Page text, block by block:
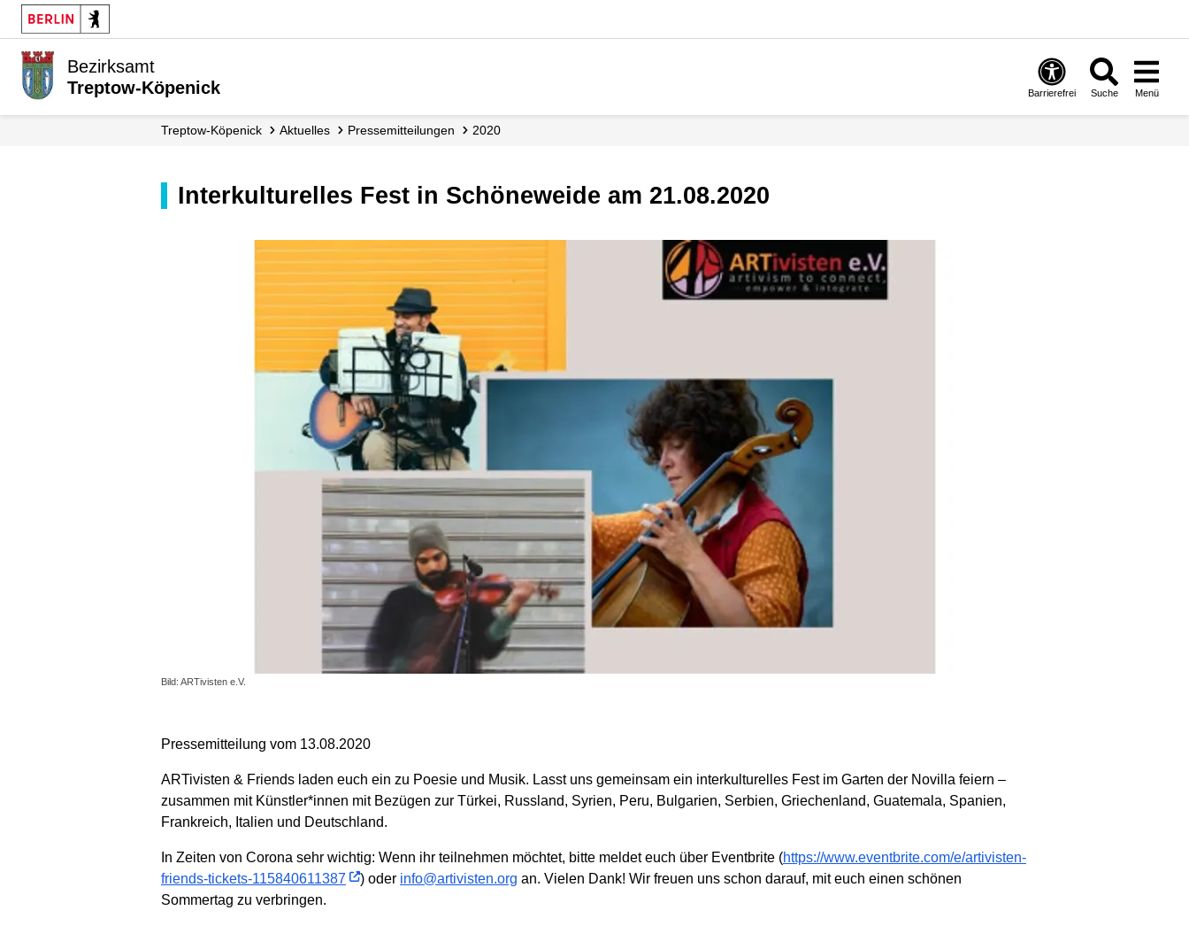
Bezirksamt
Treptow-Köpenick
Barrierefrei Suche Menü
Treptow-Köpenick Aktuelles Presse­mitteilungen 2020
Interkulturelles Fest in Schöneweide am 21.08.2020
Bild: ARTivisten e.V.
Pressemitteilung vom 13.08.2020
ARTivisten & Friends laden euch ein zu Poesie und Musik. Lasst uns gemeinsam ein interkulturelles Fest im Garten der Novilla feiern –
zusammen mit Künstler*innen mit Bezügen zur Türkei, Russland, Syrien, Peru, Bulgarien, Serbien, Griechenland, Guatemala, Spanien,
Frankreich, Italien und Deutschland.
In Zeiten von Corona sehr wichtig: Wenn ihr teilnehmen möchtet, bitte meldet euch über Eventbrite (https://www.eventbrite.com/e/artivisten-
friends-tickets-115840611387
) oder info@artivisten.org an. Vielen Dank! Wir freuen uns schon darauf, mit euch einen schönen
Sommertag zu verbringen.